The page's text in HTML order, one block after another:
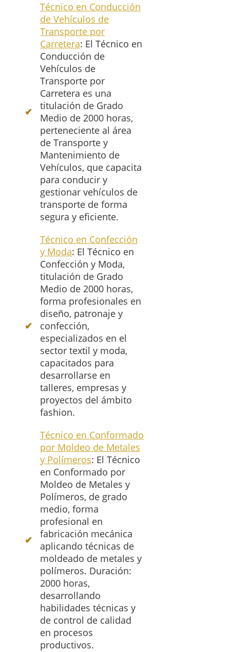
Técnico en Conducción
de Vehículos de
Transporte por
Carretera: El Técnico en
Conducción de
Vehículos de
Transporte por
Carretera es una
titulación de Grado
Medio de 2000 horas,
perteneciente al área
de Transporte y
Mantenimiento de
Vehículos, que capacita
para conducir y
gestionar vehículos de
transporte de forma
segura y eficiente.
Técnico en Confección
y Moda: El Técnico en
Confección y Moda,
titulación de Grado
Medio de 2000 horas,
forma profesionales en
diseño, patronaje y
confección,
especializados en el
sector textil y moda,
capacitados para
desarrollarse en
talleres, empresas y
proyectos del ámbito
fashion.
Técnico en Conformado
por Moldeo de Metales
y Polímeros: El Técnico
en Conformado por
Moldeo de Metales y
Polímeros, de grado
medio, forma
profesional en
fabricación mecánica
aplicando técnicas de
moldeado de metales y
polímeros. Duración:
2000 horas,
desarrollando
habilidades técnicas y
de control de calidad
en procesos
productivos.